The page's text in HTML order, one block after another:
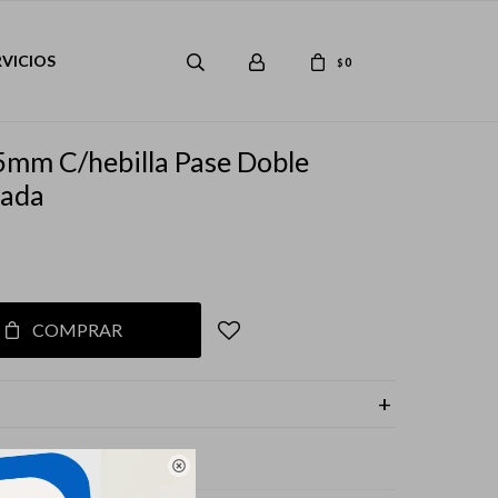

$0
C/hebilla Pase Doble
COMPRAR